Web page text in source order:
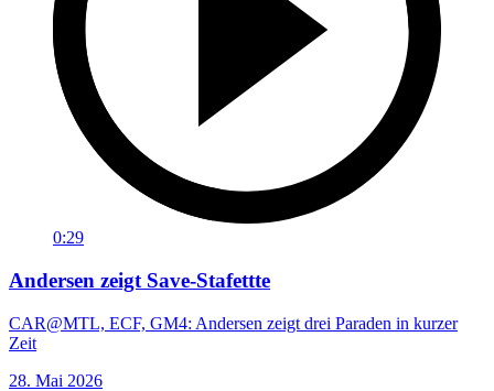
0:29
Andersen zeigt Save-Stafettte
CAR@MTL, ECF, GM4: Andersen zeigt drei Paraden in kurzer
Zeit
28. Mai 2026